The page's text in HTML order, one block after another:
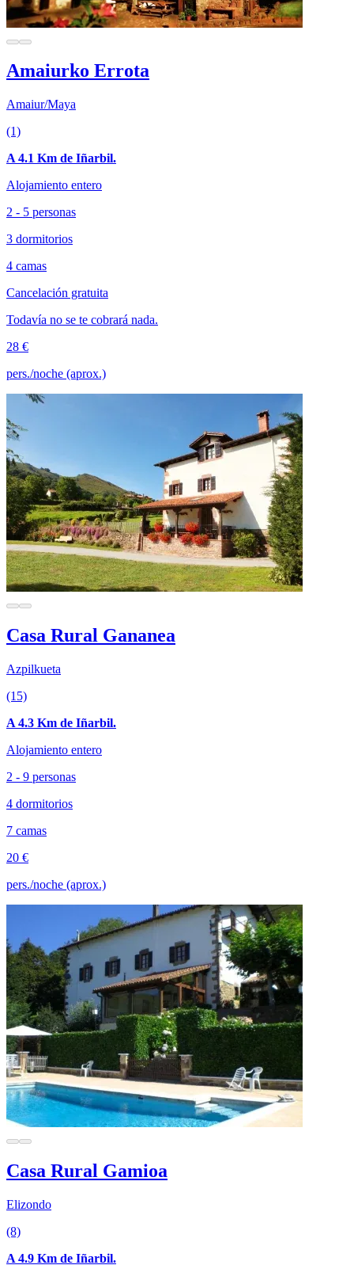
Amaiurko Errota
Amaiur/Maya
(1)
A 4.1 Km de Iñarbil.
Alojamiento entero
2 - 5 personas
3 dormitorios
4 camas
Cancelación gratuita
Todavía no se te cobrará nada.
28 €
pers./noche (aprox.)
Casa Rural Gananea
Azpilkueta
(15)
A 4.3 Km de Iñarbil.
Alojamiento entero
2 - 9 personas
4 dormitorios
7 camas
20 €
pers./noche (aprox.)
Casa Rural Gamioa
Elizondo
(8)
A 4.9 Km de Iñarbil.